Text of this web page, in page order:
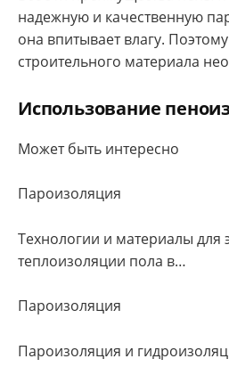
надежную и качественную
она впитывает влагу.
строительного материала
Использование
Может быть интересно
Пароизоляция
Технологии и материалы для
теплоизоляции пола в…
Пароизоляция
Пароизоляция и